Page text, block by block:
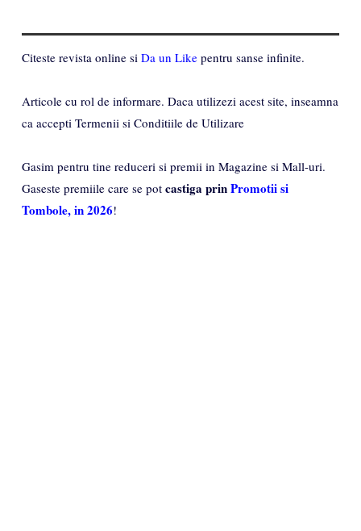
Citeste revista online si Da un Like pentru sanse infinite.
Articole cu rol de informare. Daca utilizezi acest site, inseamna
ca accepti Termenii si Conditiile de Utilizare
Gasim pentru tine reduceri si premii in Magazine si Mall-uri.
Gaseste premiile care se pot castiga prinPromotii si
Tombole, in 2026!